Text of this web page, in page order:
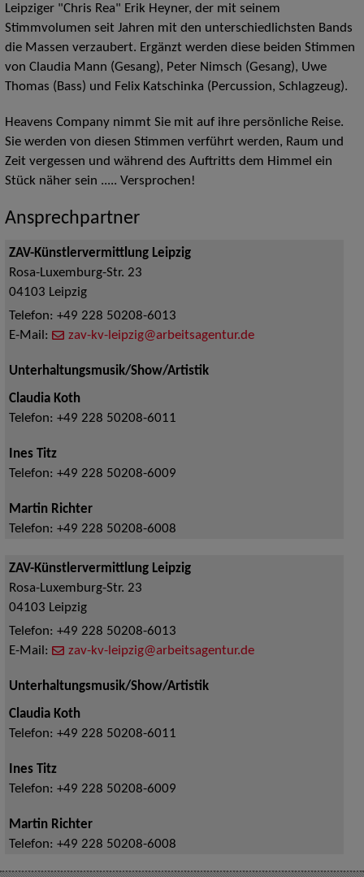
Leipziger "Chris Rea" Erik Heyner, der mit seinem
Stimmvolumen seit Jahren mit den unterschiedlichsten Bands
die Massen verzaubert. Ergänzt werden diese beiden Stimmen
von Claudia Mann (Gesang), Peter Nimsch (Gesang), Uwe
Thomas (Bass) und Felix Katschinka (Percussion, Schlagzeug).
Heavens Company nimmt Sie mit auf ihre persönliche Reise.
Sie werden von diesen Stimmen verführt werden, Raum und
Zeit vergessen und während des Auftritts dem Himmel ein
Stück näher sein ..... Versprochen!
Ansprechpartner
ZAV-Künstlervermittlung Leipzig
Rosa-Luxemburg-Str. 23
04103 Leipzig
Telefon: +49 228 50208-6013
E-Mail:
zav-kv-leipzig@arbeitsagentur.de
Unterhaltungsmusik/Show/Artistik
Claudia Koth
Telefon: +49 228 50208-6011
Ines Titz
Telefon: +49 228 50208-6009
Martin Richter
Telefon: +49 228 50208-6008
ZAV-Künstlervermittlung Leipzig
Rosa-Luxemburg-Str. 23
04103 Leipzig
Telefon: +49 228 50208-6013
E-Mail:
zav-kv-leipzig@arbeitsagentur.de
Unterhaltungsmusik/Show/Artistik
Claudia Koth
Telefon: +49 228 50208-6011
Ines Titz
Telefon: +49 228 50208-6009
Martin Richter
Telefon: +49 228 50208-6008